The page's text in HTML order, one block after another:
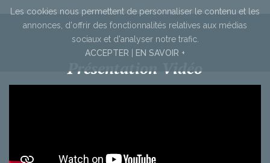
Présentation Vidéo
Les cookies nous permettent de personnaliser le contenu et les
annonces, d'offrir des fonctionnalités relatives aux médias
sociaux et d'analyser notre trafic.
ACCEPTER | EN SAVOIR +